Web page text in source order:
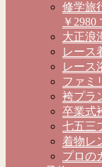
修学旅
￥
大正浪
レース
レース
ファミ
袴プラ
卒業式
七五三
着物レ
プロの